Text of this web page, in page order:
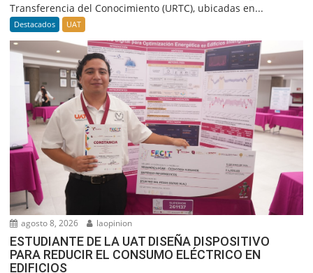
Transferencia del Conocimiento (URTC), ubicadas en...
Destacados UAT
agosto 8, 2026 laopinion
ESTUDIANTE DE LA UAT DISEÑA DISPOSITIVO
PARA REDUCIR EL CONSUMO ELÉCTRICO EN
EDIFICIOS